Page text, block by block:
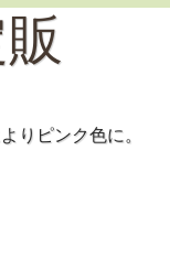
りピンク色に。